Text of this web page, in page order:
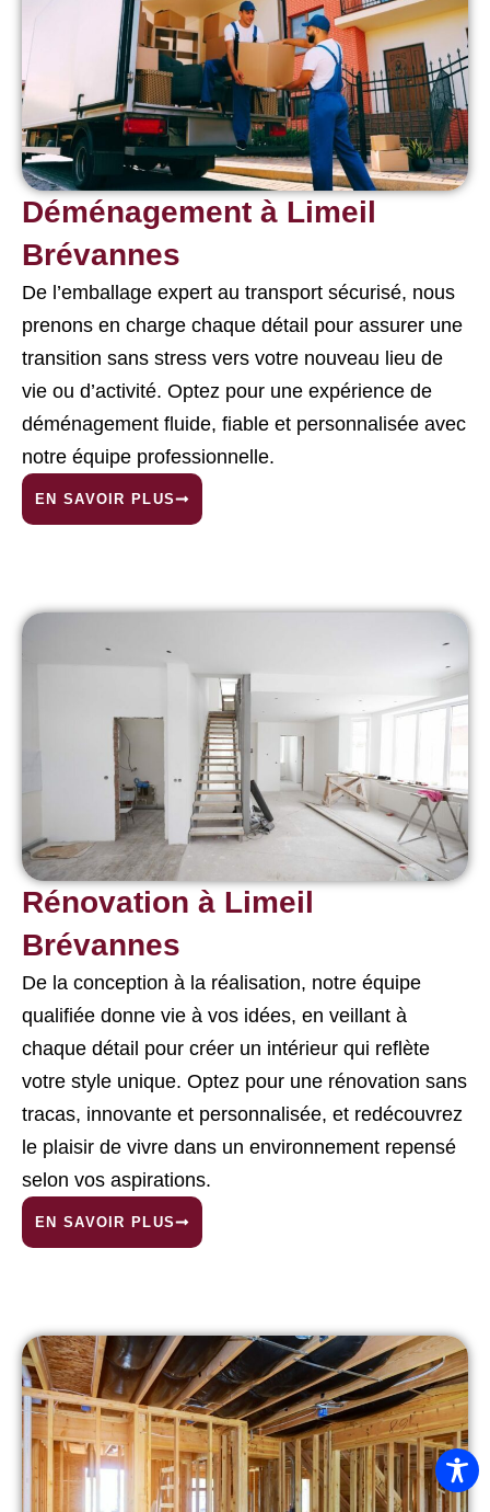
Déménagement à Limeil
Brévannes
De l’emballage expert au transport sécurisé, nous
prenons en charge chaque détail pour assurer une
transition sans stress vers votre nouveau lieu de
vie ou d’activité. Optez pour une expérience de
déménagement fluide, fiable et personnalisée avec
notre équipe professionnelle.
EN SAVOIR PLUS
Rénovation à Limeil
Brévannes
De la conception à la réalisation, notre équipe
qualifiée donne vie à vos idées, en veillant à
chaque détail pour créer un intérieur qui reflète
votre style unique. Optez pour une rénovation sans
tracas, innovante et personnalisée, et redécouvrez
le plaisir de vivre dans un environnement repensé
selon vos aspirations.
EN SAVOIR PLUS